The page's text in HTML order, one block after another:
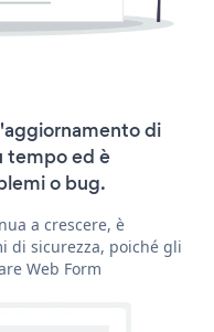
di
tempo ed è
o bug.
a crescere, è
di sicurezza, poiché gli
Web Form